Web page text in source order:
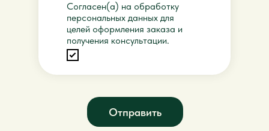
Согласен(а) на обработку
персональных данных для
целей оформления заказа и
получения консультации.
Отправить